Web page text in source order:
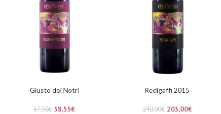
Giusto dei Notri
67,30€ 58,55€
Redigaffi 2015
240,00€ 203,00€